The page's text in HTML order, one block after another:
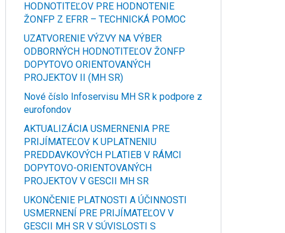
HODNOTITEĽOV PRE HODNOTENIE
ŽONFP Z EFRR – TECHNICKÁ POMOC
UZATVORENIE VÝZVY NA VÝBER
ODBORNÝCH HODNOTITEĽOV ŽONFP
DOPYTOVO ORIENTOVANÝCH
PROJEKTOV II (MH SR)
Nové číslo Infoservisu MH SR k podpore z
eurofondov
AKTUALIZÁCIA USMERNENIA PRE
PRIJÍMATEĽOV K UPLATNENIU
PREDDAVKOVÝCH PLATIEB V RÁMCI
DOPYTOVO-ORIENTOVANÝCH
PROJEKTOV V GESCII MH SR
UKONČENIE PLATNOSTI A ÚČINNOSTI
USMERNENÍ PRE PRIJÍMATEĽOV V
GESCII MH SR V SÚVISLOSTI S